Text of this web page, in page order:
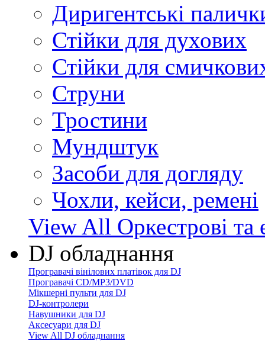
Диригентські
Стійки для духових
Стійки для
Струни
Тростини
Мундштук
Засоби для догляду
Чохли, кейси, ремені
View All Оркестрові та
DJ обладнання
Програвачі вінілових платівок для DJ
Програвачі CD/MP3/DVD
Мікшерні пульти для DJ
DJ-контролери
Навушники для DJ
Аксесуари для DJ
View All DJ обладнання